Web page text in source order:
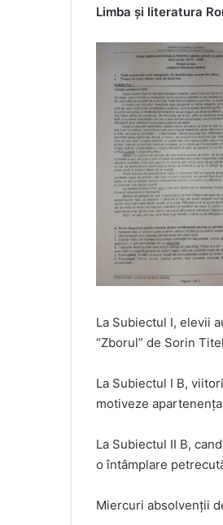
Limba și literatura
La Subiectul I, elevii
“Zborul” de Sorin
La Subiectul I B,
motiveze
La Subiectul II B,
o întâmplare
Miercuri absolvenții